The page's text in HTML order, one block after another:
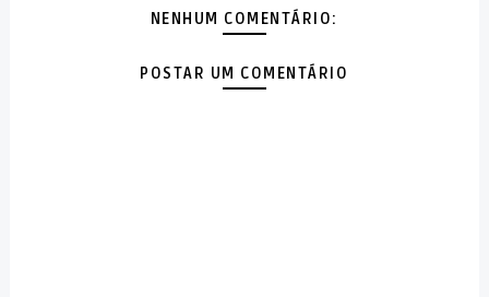
NENHUM COMENTÁRIO:
POSTAR UM COMENTÁRIO